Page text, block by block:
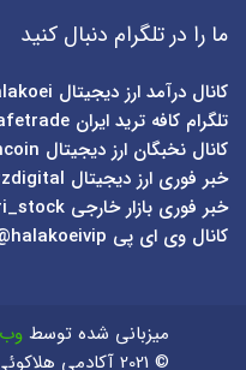
ما را در تلگرام دنبال کنید
کانال درآمد ارز دیجیتال
تلگرام کافه ترید ایران
کانال نخبگان ارز دیجیتال
خبر فوری ارز دیجیتال
خبر فوری بازار خارجی
کانال وی ای پی halakoeivip@
میزبانی شده توسط
© 2021 آکادمی هلاکوئی. تمامی حقوق محفوظ است.